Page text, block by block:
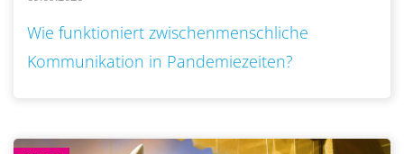
Wie funktioniert zwischenmenschliche
Kommunikation in Pandemiezeiten?